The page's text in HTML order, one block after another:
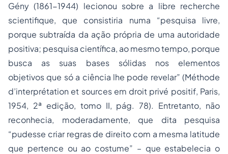
Gény (1861-1944) lecionou sobre a libre recherche
scientifique, que consistiria numa “pesquisa livre,
porque subtraída da ação própria de uma autoridade
positiva; pesquisa científica, ao mesmo tempo, porque
busca as suas bases sólidas nos elementos
objetivos que só a ciência lhe pode revelar” (Méthode
d’interprétation et sources em droit privé positif, Paris,
1954, 2ª edição, tomo II, pág. 78). Entretanto, não
reconhecia, moderadamente, que dita pesquisa
“pudesse criar regras de direito com a mesma latitude
que pertence ou ao costume” – que estabelecia o